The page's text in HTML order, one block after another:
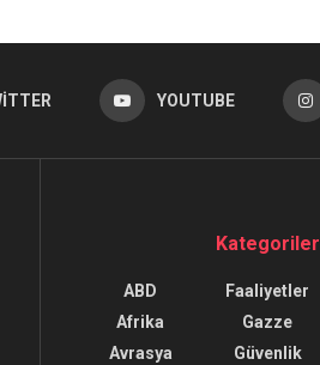
YOUTUBE
Kategoriler
ABD
Afrika
Avrasya
Faaliyetler
Gazze
Güvenlik